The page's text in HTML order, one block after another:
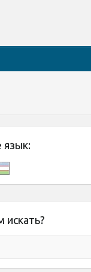
язык:
искать?